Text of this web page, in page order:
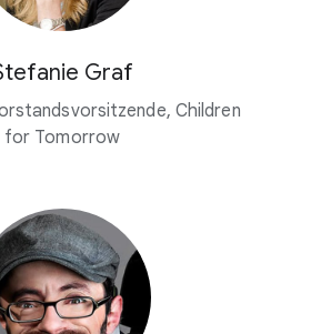
Graf
Children
for Tomorrow